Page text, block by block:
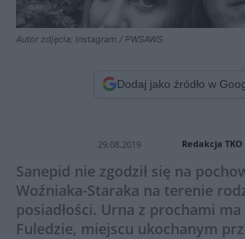
Autor zdjęcia: Instagram / PWSAWS
Dodaj jako źródło w
29.08.2019 Redakcja TKO
Sanepid nie zgodził się na
Woźniaka-Staraka na terenie
posiadłości. Urna z prochami ma
Fuledzie, miejscu ukochanym